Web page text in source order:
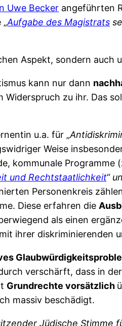
Uwe Becker angeführten
„Aufgabe des Magistrats
Aspekt, sondern auch
kann nur dann
zu ihr. Das
u.a. für „
Weise
kommunale Programme
und Rechtstaatlichkeit“
Personenkreis
Diese erfahren die
als einen
ihrer diskriminierenden
verschärft, dass in
Grundrechte vorsätzlich
massiv beschädigt.
Jüdische Stimme